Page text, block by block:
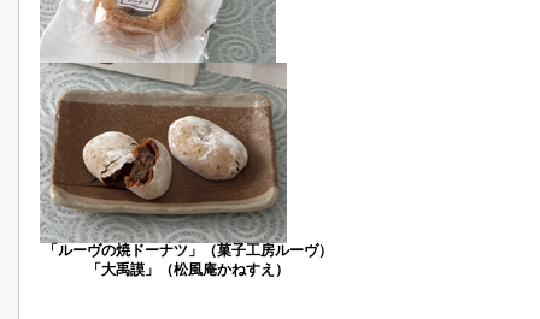
「ルーヴの焼ドーナツ」（菓子工房ルーヴ）
「大禹謨」（松風庵かねすえ）